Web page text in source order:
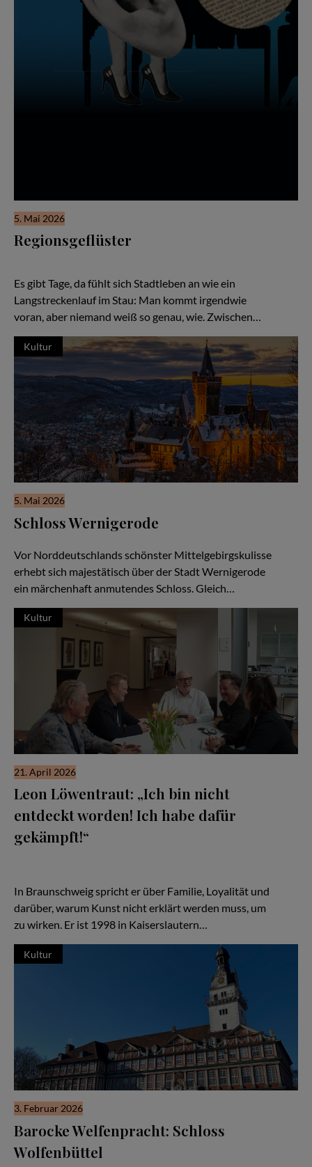
5. Mai 2026
Regionsgeflüster
Es gibt Tage, da fühlt sich Stadtleben an wie ein
Langstreckenlauf im Stau: Man kommt irgendwie
voran, aber niemand weiß so genau, wie. Zwischen…
Kultur
5. Mai 2026
Schloss Wernigerode
Vor Norddeutschlands schönster Mittelgebirgskulisse
erhebt sich majestätisch über der Stadt Wernigerode
ein märchenhaft anmutendes Schloss. Gleich…
Kultur
21. April 2026
Leon Löwentraut: „Ich bin nicht
entdeckt worden! Ich habe dafür
gekämpft!“
In Braunschweig spricht er über Familie, Loyalität und
darüber, warum Kunst nicht erklärt werden muss, um
zu wirken. Er ist 1998 in Kaiserslautern…
Kultur
3. Februar 2026
Barocke Welfenpracht: Schloss
Wolfenbüttel